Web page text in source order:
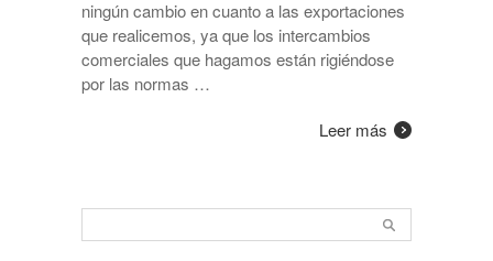
ningún cambio en cuanto a las exportaciones
que realicemos, ya que los intercambios
comerciales que hagamos están rigiéndose
por las normas …
Leer más